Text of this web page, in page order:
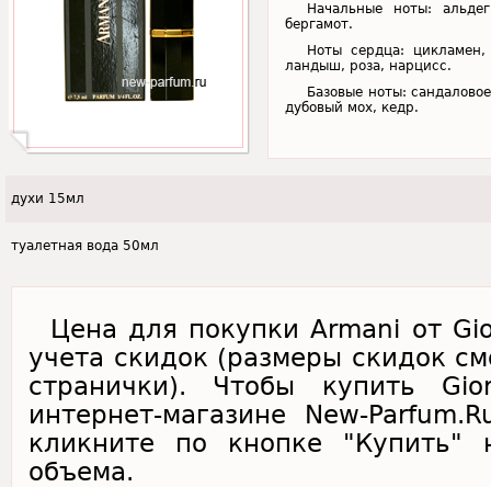
Начальные ноты:
бергамот.
Ноты сердца:
ландыш, роза, нарцисс.
Базовые ноты:
дубовый мох, кедр.
духи 15мл
туалетная вода 50мл
Цена для покупки Armani от
учета скидок (размеры скидок
странички). Чтобы купить
интернет-магазине New-
кликните по кнопке "Купить"
объема.